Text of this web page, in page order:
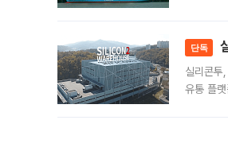
단독
실리콘투
유통 플